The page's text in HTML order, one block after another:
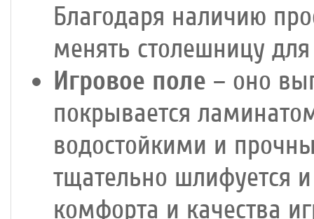
Благодаря наличию
менять столешницу
Игровое поле – оно
покрывается
водостойкими и
тщательно шлифуется
комфорта и качества